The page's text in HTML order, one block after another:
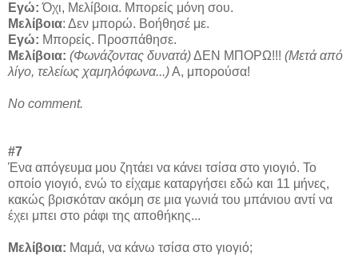
Εγώ: Όχι, Μελίβοια. Μπορείς μόνη σου.
Μελίβοια: Δεν μπορώ. Βοήθησέ με.
Εγώ: Μπορείς. Προσπάθησε.
Μελίβοια: (Φωνάζοντας δυνατά)ΔΕΝ ΜΠΟΡΩ!!! (Μετά από
λίγο, τελείως χαμηλόφωνα...)Α, μπορούσα!
No comment.
#7
Ένα απόγευμα μου ζητάει να κάνει τσίσα στο γιογιό. Το
οποίο γιογιό, ενώ το είχαμε καταργήσει εδώ και 11 μήνες,
κακώς βρισκόταν ακόμη σε μια γωνιά του μπάνιου αντί να
έχει μπει στο ράφι της αποθήκης...
Μελίβοια: Μαμά, να κάνω τσίσα στο γιογιό;